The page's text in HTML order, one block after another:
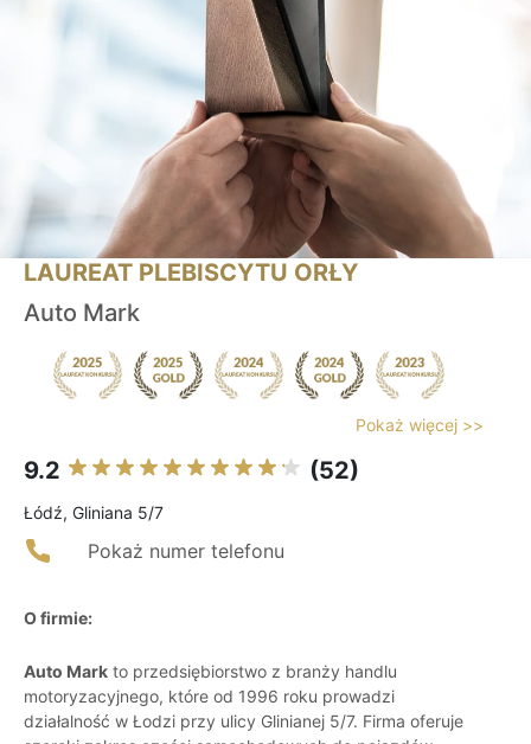
LAUREAT PLEBISCYTU ORŁY
Auto Mark
Pokaż więcej >>
9.2 (52)
Łódź, Gliniana 5/7
Pokaż numer telefonu
O firmie:
Auto Mark to przedsiębiorstwo z branży handlu
motoryzacyjnego, które od 1996 roku prowadzi
działalność w Łodzi przy ulicy Glinianej 5/7. Firma oferuje